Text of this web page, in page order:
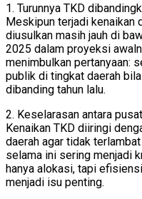
1. Turunnya TKD
Meskipun terjadi kenaikan
diusulkan masih jauh di
2025 dalam proyeksi
menimbulkan pertanyaan:
publik di tingkat daerah
dibanding tahun lalu.
2. Keselarasan antara
Kenaikan TKD diiringi
daerah agar tidak
selama ini sering menjadi
hanya alokasi, tapi
menjadi isu penting.